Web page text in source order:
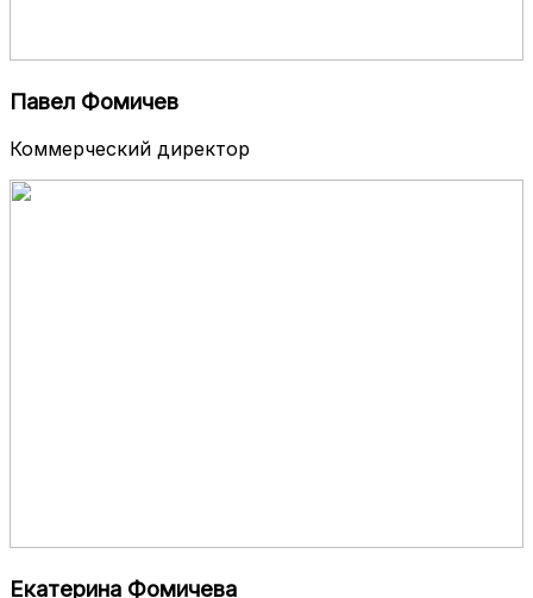
Павел Фомичев
Коммерческий директор
Екатерина Фомичева